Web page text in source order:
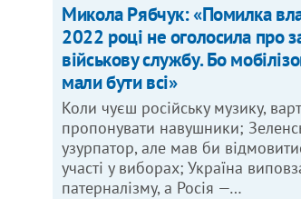
Микола Рябчук: «Помилка
2022 році не оголосила про
військову службу. Бо
мали бути всі»
Коли чуєш російську музику,
пропонувати навушники;
узурпатор, але мав би
участі у виборах; Україна
патерналізму, а Росія —…